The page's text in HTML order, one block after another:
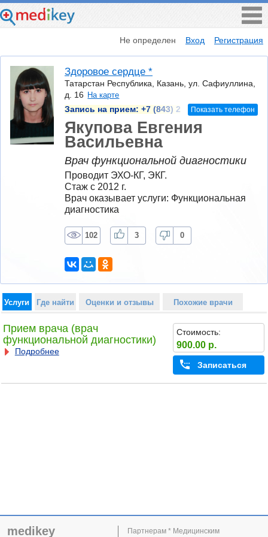
Не определен Вход Регистрация
Здоровое сердце *
Татарстан Республика, Казань, ул. Сафиуллина,
д. 16 На карте
Запись на прием: +7 (843) 2 Показать телефон
Якупова Евгения
Васильевна
Врач функциональной диагностики
Проводит ЭХО-КГ, ЭКГ.
Стаж с 2012 г.
Врач оказывает услуги: Функциональная
диагностика
102 3 0
Услуги Где найти Оценки и отзывы Похожие врачи
Прием врача (врач
функциональной диагностики)
Подробнее
Стоимость:
900.00 р.
Записаться
medikey
Партнерам * Медицинским